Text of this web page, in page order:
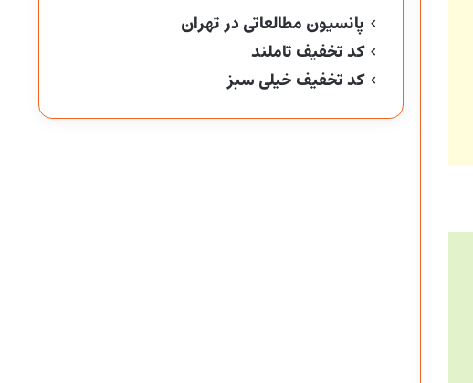
پانسیون مطالعاتی در تهران
کد تخفیف تاملند
کد تخفیف خیلی سبز